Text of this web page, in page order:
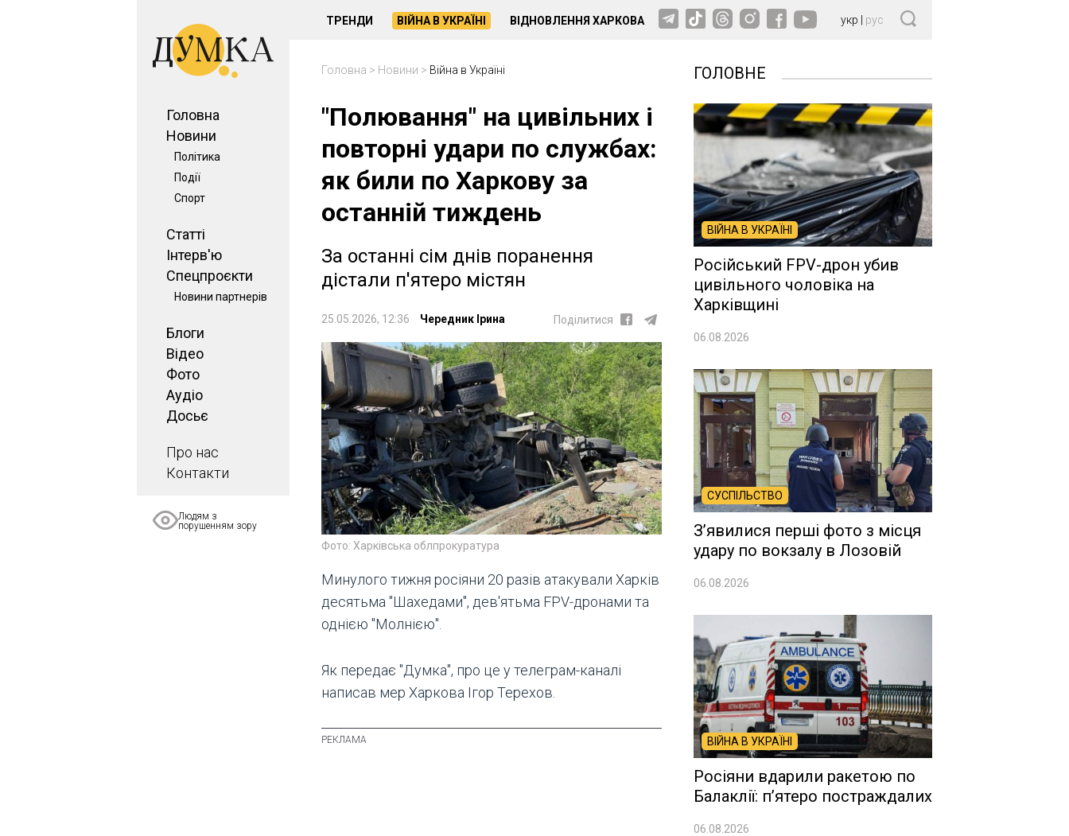
Головна
Новини
Політика
Події
Спорт
Статті
Інтерв'ю
Спецпроєкти
Новини партнерів
Блоги
Відео
Фото
Аудіо
Досьє
Про нас
Контакти
Людям з
порушенням зору
ТРЕНДИ ВІЙНА В УКРАЇНІ ВІДНОВЛЕННЯ ХАРКОВА укр рус
Головна > Новини > Війна в Україні
"Полювання" на цивільних і
повторні удари по службах:
як били по Харкову за
останній тиждень
За останні сім днів поранення
дістали п'ятеро містян
25.05.2026, 12:36 Чередник Ірина Поділитися
Фото: Харківська облпрокуратура
Минулого тижня росіяни 20 разів атакували Харків
десятьма "Шахедами", дев'ятьма FPV-дронами та
однією "Молнією".
Як передає "Думка", про це у телеграм-каналі
написав мер Харкова Ігор Терехов.
ГОЛОВНЕ
ВІЙНА В УКРАЇНІ
Російський FPV-дрон убив
цивільного чоловіка на
Харківщині
06.08.2026
СУСПІЛЬСТВО
Зʼявилися перші фото з місця
удару по вокзалу в Лозовій
06.08.2026
ВІЙНА В УКРАЇНІ
Росіяни вдарили ракетою по
Балаклії: п’ятеро постраждалих
06.08.2026